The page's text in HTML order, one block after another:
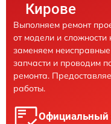
Кирове
Выполняем ремонт
от модели и сложности
заменяем
запчасти и проводим
ремонта.
работы.
Официальный